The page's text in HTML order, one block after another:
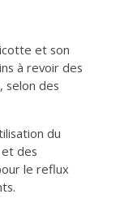
et son
à revoir des
selon des
du
des
le reflux